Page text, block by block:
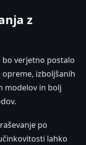
z
verjetno postalo
izboljšanih
modelov in bolj
po
lahko